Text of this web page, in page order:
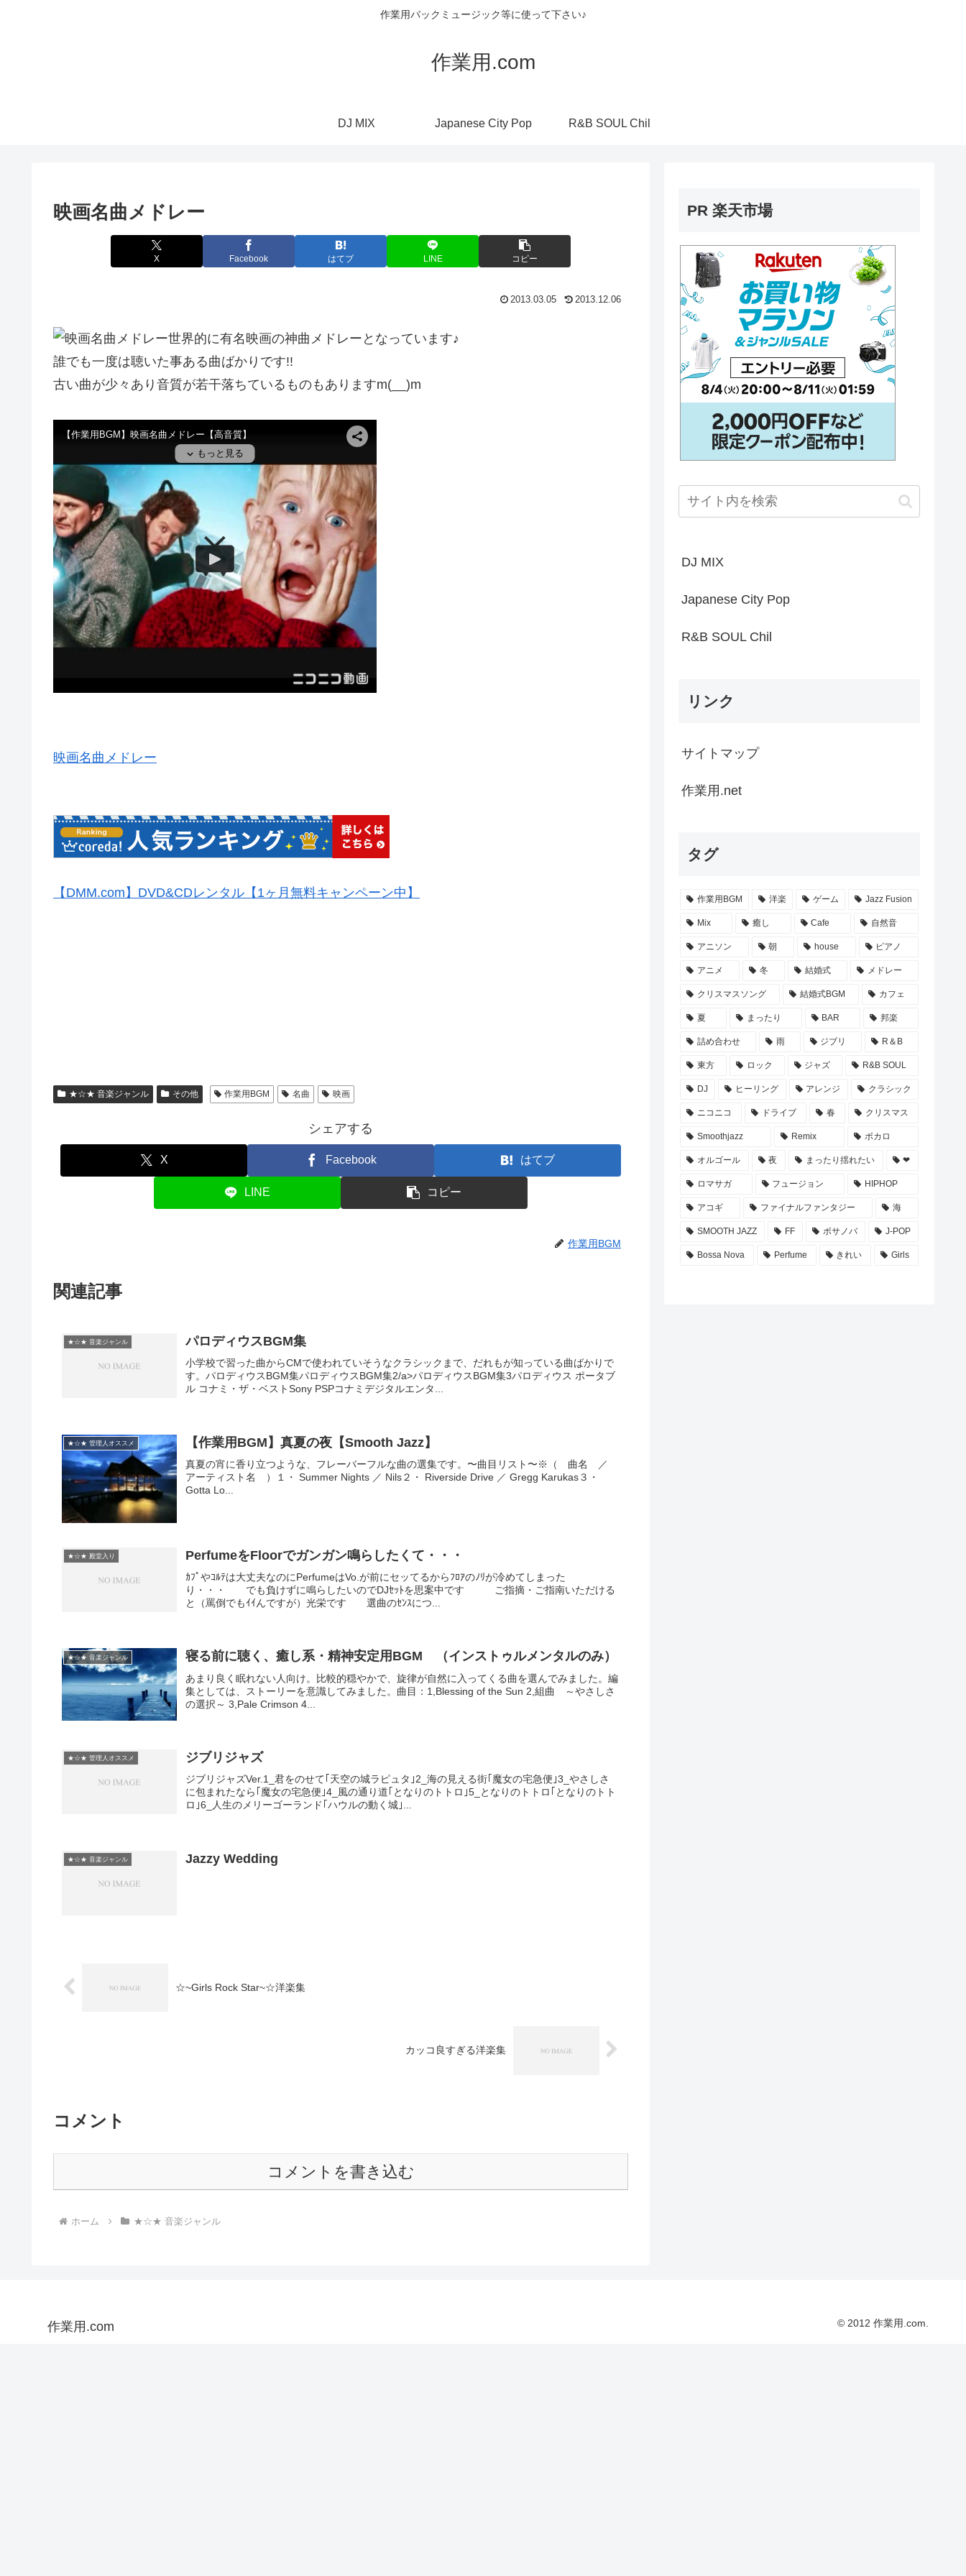
作業用バックミュージック等に使って下さい♪
作業用.com
DJ MIX Japanese City Pop R&B SOUL Chil
映画名曲メドレー
X Facebook はてブ LINE コピー
2013.03.05 2013.12.06
世界的に有名映画の神曲メドレーとなっています♪
誰でも一度は聴いた事ある曲ばかりです!!
古い曲が少々あり音質が若干落ちているものもありますm(__)m
映画名曲メドレー
【DMM.com】DVD&CDレンタル【1ヶ月無料キャンペーン中】
★☆★ 音楽ジャンル その他 作業用BGM 名曲 映画
シェアする
X Facebook はてブ
LINE コピー
作業用BGM
関連記事
★☆★ 音楽ジャンル パロディウスBGM集
小学校で習った曲からCMで使われていそうなクラシックまで、だれもが知っている曲ばかりで
す。パロディウスBGM集パロディウスBGM集2/a>パロディウスBGM集3パロディウス ポータブ
ル コナミ・ザ・ベストSony PSPコナミデジタルエンタ...
★☆★ 管理人オススメ 【作業用BGM】真夏の夜【Smooth Jazz】
真夏の宵に香り立つような、フレーバーフルな曲の選集です。〜曲目リスト〜※（ 曲名 ／
アーティスト名 ）１・ Summer Nights ／ Nils２・ Riverside Drive ／ Gregg Karukas３・
Gotta Lo...
★☆★ 殿堂入り PerfumeをFloorでガンガン鳴らしたくて・・・
ｶﾌﾟやｺﾙﾃは大丈夫なのにPerfumeはVo.が前にセッてるからﾌﾛｱのﾉﾘが冷めてしまった
り・・・ でも負けずに鳴らしたいのでDJｾｯﾄを思案中です ご指摘・ご指南いただける
と（罵倒でもｲｲんですが）光栄です 選曲のｾﾝｽにつ...
★☆★ 音楽ジャンル 寝る前に聴く、癒し系・精神安定用BGM （インストゥルメンタルのみ）
あまり良く眠れない人向け。比較的穏やかで、旋律が自然に入ってくる曲を選んでみました。編
集としては、ストーリーを意識してみました。曲目：1,Blessing of the Sun 2,組曲 ～やさしさ
の選択～ 3,Pale Crimson 4...
★☆★ 管理人オススメ ジブリジャズ
ジブリジャズVer.1_君をのせて｢天空の城ラピュタ｣2_海の見える街｢魔女の宅急便｣3_やさしさ
に包まれたなら｢魔女の宅急便｣4_風の通り道｢となりのトトロ｣5_となりのトトロ｢となりのトト
ロ｣6_人生のメリーゴーランド｢ハウルの動く城｣...
★☆★ 音楽ジャンル Jazzy Wedding
☆~Girls Rock Star~☆洋楽集
カッコ良すぎる洋楽集
コメント
コメントを書き込む
ホーム ★☆★ 音楽ジャンル
PR 楽天市場
DJ MIX
Japanese City Pop
R&B SOUL Chil
リンク
サイトマップ
作業用.net
タグ
作業用BGM 洋楽 ゲーム Jazz Fusion
Mix 癒し Cafe 自然音
アニソン 朝 house ピアノ
アニメ 冬 結婚式 メドレー
クリスマスソング 結婚式BGM カフェ
夏 まったり BAR 邦楽
詰め合わせ 雨 ジブリ R＆B
東方 ロック ジャズ R&B SOUL
DJ ヒーリング アレンジ クラシック
ニコニコ ドライブ 春 クリスマス
Smoothjazz Remix ボカロ
オルゴール 夜 まったり揺れたい ❤
ロマサガ フュージョン HIPHOP
アコギ ファイナルファンタジー 海
SMOOTH JAZZ FF ボサノバ J-POP
Bossa Nova Perfume きれい Girls
作業用.com © 2012 作業用.com.